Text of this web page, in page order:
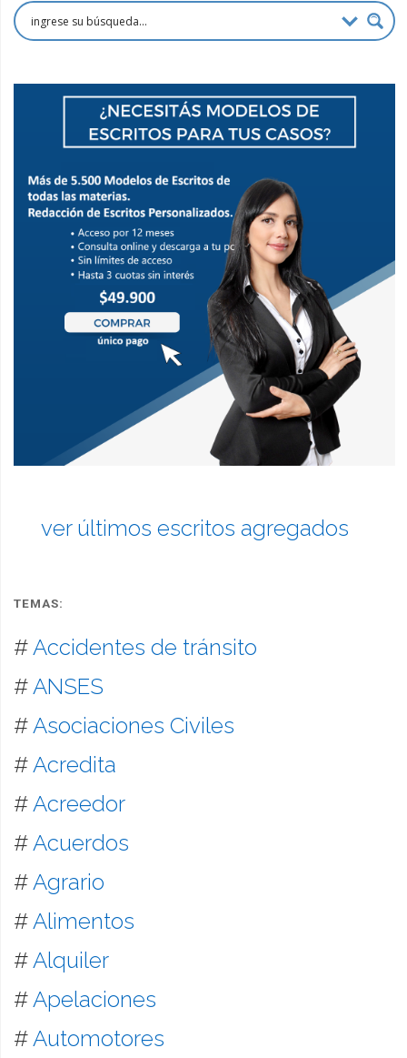
ver últimos escritos agregados
TEMAS:
#Accidentes de tránsito
#ANSES
#Asociaciones Civiles
#Acredita
#Acreedor
#Acuerdos
#Agrario
#Alimentos
#Alquiler
#Apelaciones
#Automotores